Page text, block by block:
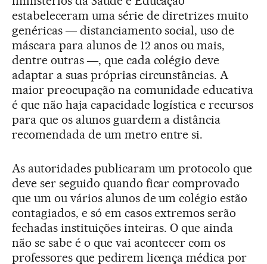
estabeleceram uma série de diretrizes muito
genéricas ― distanciamento social, uso de
máscara para alunos de 12 anos ou mais,
dentre outras ―, que cada colégio deve
adaptar a suas próprias circunstâncias. A
maior preocupação na comunidade educativa
é que não haja capacidade logística e recursos
para que os alunos guardem a distância
recomendada de um metro entre si.
As autoridades publicaram um protocolo que
deve ser seguido quando ficar comprovado
que um ou vários alunos de um colégio estão
contagiados, e só em casos extremos serão
fechadas instituições inteiras. O que ainda
não se sabe é o que vai acontecer com os
professores que pedirem licença médica por